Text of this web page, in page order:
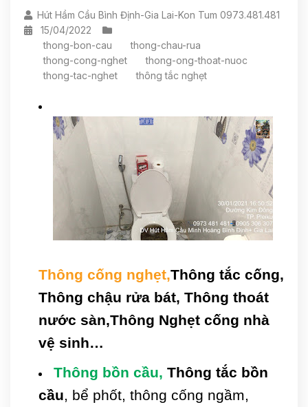
Hút Hầm Cầu Bình Định-Gia Lai-Kon Tum 0973.481.481
15/04/2022
thong-bon-cau
thong-chau-rua
thong-cong-nghet
thong-ong-thoat-nuoc
thong-tac-nghet
thông tắc nghẹt
Thông cống nghẹt,Thông tắc cống,
Thông chậu rửa bát, Thông thoát
nước sàn,Thông Nghẹt cống nhà
vệ sinh…
Thông bồn cầu, Thông tắc bồn
cầu , bể phốt, thông cống ngầm,